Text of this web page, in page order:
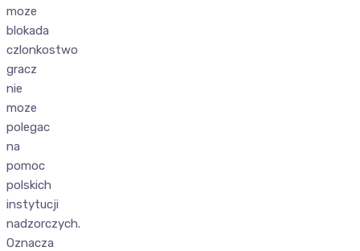
moze
blokada
czlonkostwo
gracz
nie
moze
polegac
na
pomoc
polskich
instytucji
nadzorczych.
Oznacza